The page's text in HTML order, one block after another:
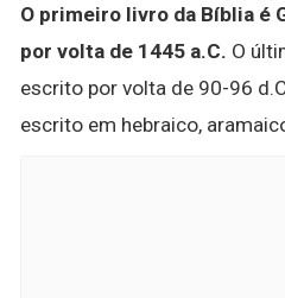
O primeiro livro da Bíblia é
por volta de 1445 a.C. O
escrito por volta de 90-96
escrito em hebraico,